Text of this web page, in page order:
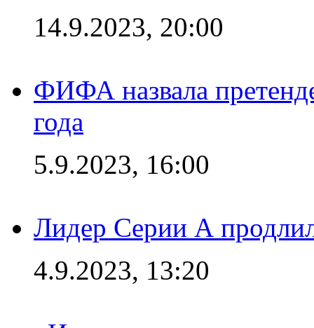
14.9.2023, 20:00
ФИФА назвала
года
5.9.2023, 16:00
Лидер Серии А
4.9.2023, 13:20